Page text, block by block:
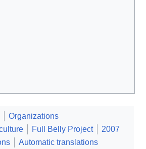
Organizations
Full Belly Project
2007
Automatic translations